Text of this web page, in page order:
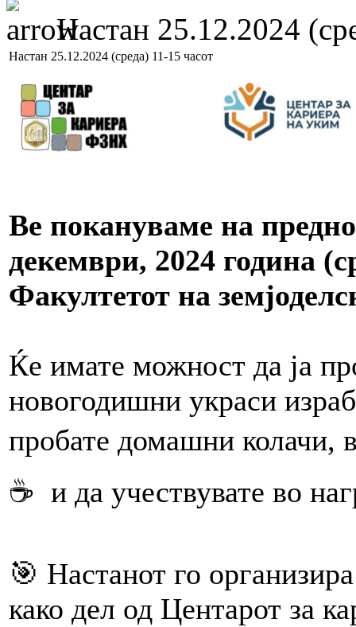
Настан 25.12.2024
Настан 25.12.2024 (среда) 11-15 часот
Ве покануваме на
декември, 2024 година
Факултетот на
Ќе имате можност да ја
новогодишни украси
пробате домашни колачи,
☕️ и да учествувате во
🎯 Настанот го
како дел од Центарот за